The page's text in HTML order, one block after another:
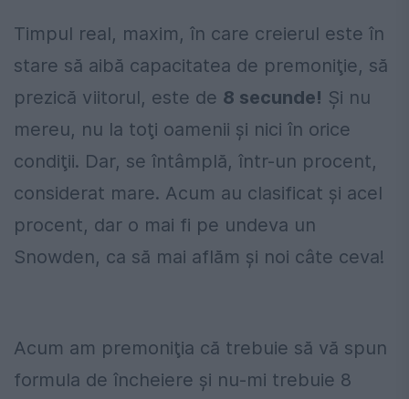
Timpul real, maxim, în care creierul este în
stare să aibă capacitatea de premoniţie, să
prezică viitorul, este de 8 secunde! Şi nu
mereu, nu la toţi oamenii şi nici în orice
condiţii. Dar, se întâmplă, într-un procent,
considerat mare. Acum au clasificat şi acel
procent, dar o mai fi pe undeva un
Snowden, ca să mai aflăm şi noi câte ceva!
Acum am premoniţia că trebuie să vă spun
formula de încheiere şi nu-mi trebuie 8